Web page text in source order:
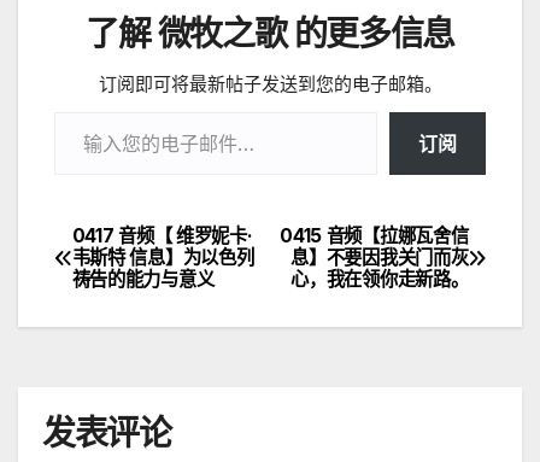
了解 微牧之歌 的更多信息
订阅即可将最新帖子发送到您的电子邮箱。
订阅
文
章
0415 音频【拉娜瓦舍信
息】不要因我关门而灰
心，我在领你走新路。
0417 音频【 维罗妮卡·
韦斯特 信息】为以色列
祷告的能力与意义
发表评论